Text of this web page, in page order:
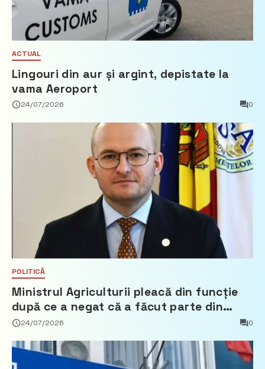
ACTUAL
Lingouri din aur și argint, depistate la
vama Aeroport
24/07/2026 0
POLITICĂ
Ministrul Agriculturii pleacă din funcție
după ce a negat că a făcut parte din
Partidul Democrat
24/07/2026 0